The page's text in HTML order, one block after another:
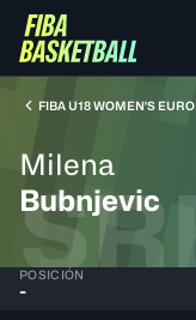
FIBA U18 WOMEN'S
Milena
Bubnjevic
POSICIÓN
-